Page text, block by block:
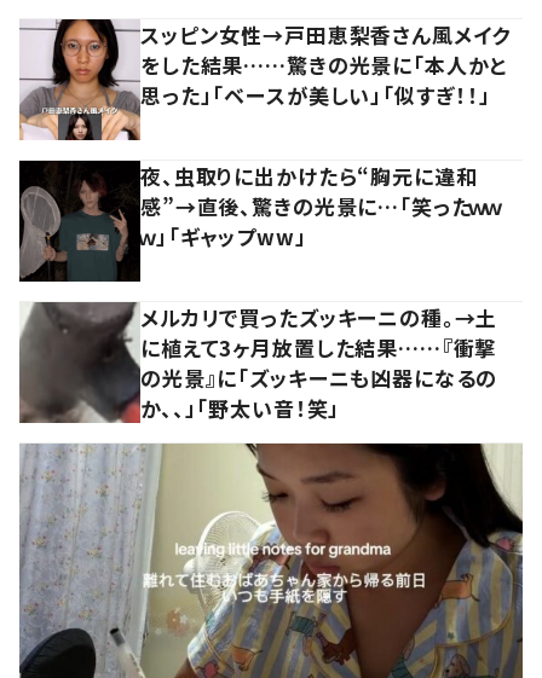
スッピン女性→戸田恵梨香さん風メイク
をした結果……驚きの光景に「本人かと
思った」「ベースが美しい」「似すぎ！！」
夜、虫取りに出かけたら“胸元に違和
感”→直後、驚きの光景に…「笑ったｗｗ
ｗ」「ギャップww」
メルカリで買ったズッキーニの種。→土
に植えて3ヶ月放置した結果……『衝撃
の光景』に「ズッキーニも凶器になるの
か、、」「野太い音！笑」